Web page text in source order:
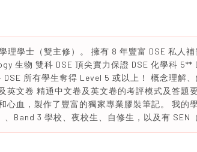
理學士（雙主修）。 擁有 8 年豐富 DSE 私人
生物 雙科 DSE 頂尖實力保證 DSE 化學科 5**
所有學生奪得 Level 5 或以上！ 概念理解
英文卷 精通中文卷及英文卷的考評模式及答題
心血，製作了豐富的獨家專業膠裝筆記。 我的
Band 3 學校、夜校生、自修生，以及有 SEN